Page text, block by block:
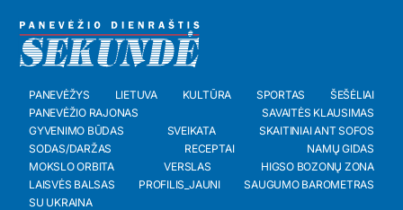
PANEVĖŽYS LIETUVA KULTŪRA SPORTAS
ŠEŠĖLIAI
PANEVĖŽIO RAJONAS
SAVAITĖS KLAUSIMAS
GYVENIMO BŪDAS
SVEIKATA
SKAITINIAI ANT SOFOS
SODAS/DARŽAS
RECEPTAI
NAMŲ GIDAS
MOKSLO ORBITA
VERSLAS
HIGSO BOZONŲ ZONA
LAISVĖS BALSAS
PROFILIS_JAUNI
SAUGUMO BAROMETRAS
SU UKRAINA